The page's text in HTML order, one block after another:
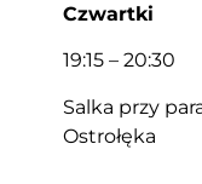
Czwartki
19:15 – 20:30
Salka przy
Ostrołęka